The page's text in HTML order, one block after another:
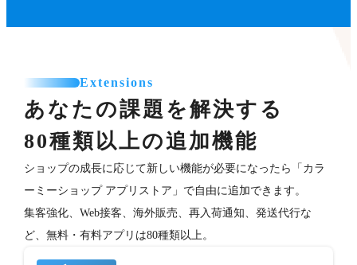
Extensions
あなたの課題を解決する
80種類以上の追加機能
ショップの成長に応じて新しい機能が必要になったら「カラ
ーミーショップ アプリストア」で自由に追加できます。
集客強化、Web接客、海外販売、再入荷通知、発送代行な
ど、無料・有料アプリは80種類以上。